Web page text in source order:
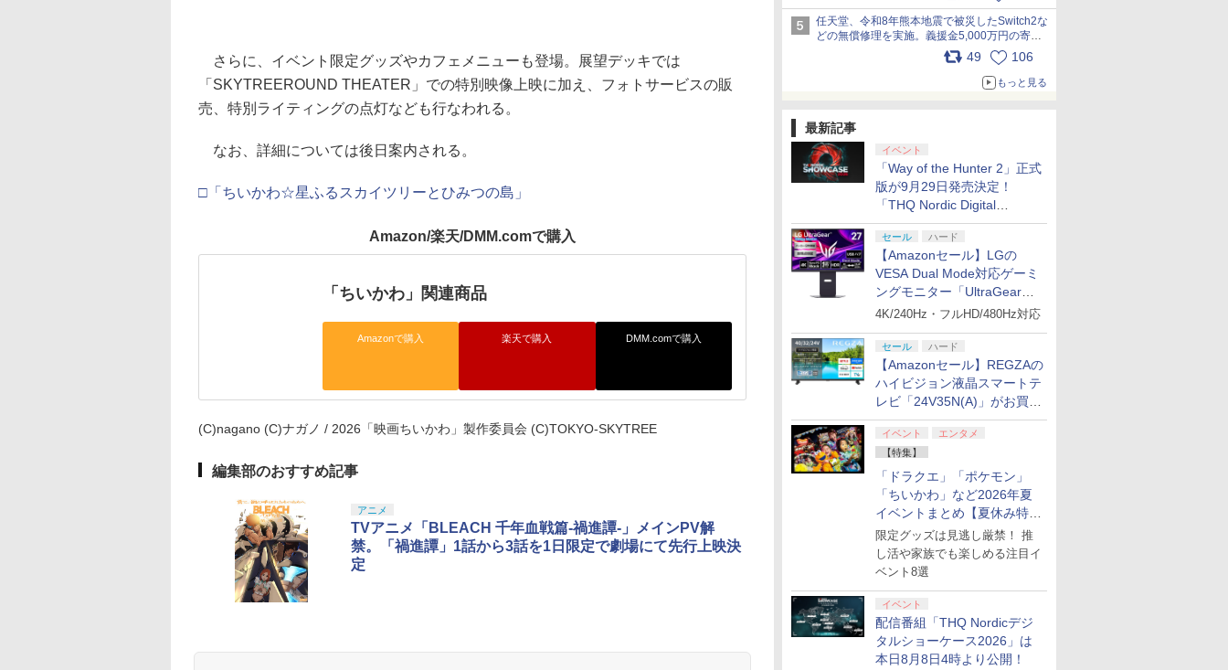
任天堂、令和8年熊本地震で被災したSwitch2な
どの無償修理を実施。義援金5,000万円の寄付
も発表 pic.x.com/BAYsMfUfUC
49 106
もっと見る
最新記事
イベント
「Way of the Hunter 2」正式
版が9月29日発売決定！
「THQ Nordic Digital
Showcase 2026」まとめ
セール ハード
【Amazonセール】LGの
VESA Dual Mode対応ゲーミ
ングモニター「UltraGear
27G850A-B」がお買い得！
4K/240Hz・フルHD/480Hz対応
セール ハード
【Amazonセール】REGZAの
ハイビジョン液晶スマートテ
レビ「24V35N(A)」がお買い
得！
イベント
エンタメ
【特集】
「ドラクエ」「ポケモン」
「ちいかわ」など2026年夏
イベントまとめ【夏休み特
集】
限定グッズは見逃し厳禁！ 推
し活や家族でも楽しめる注目イ
ベント8選
イベント
配信番組「THQ Nordicデジ
タルショーケース2026」は
本日8月8日4時より公開！
さらに、イベント限定グッズやカフェメニューも登場。展望デッキでは
「SKYTREEROUND THEATER」での特別映像上映に加え、フォトサービスの販
売、特別ライティングの点灯なども行なわれる。
なお、詳細については後日案内される。
□「ちいかわ☆星ふるスカイツリーとひみつの島」
Amazon/楽天/DMM.comで購入
「ちいかわ」関連商品
Amazonで購入 楽天で購入 DMM.comで購入
(C)nagano (C)ナガノ / 2026「映画ちいかわ」製作委員会 (C)TOKYO-SKYTREE
編集部のおすすめ記事
アニメ
TVアニメ「BLEACH 千年血戦篇-禍進譚-」メインPV解
禁。「禍進譚」1話から3話を1日限定で劇場にて先行上映決
定